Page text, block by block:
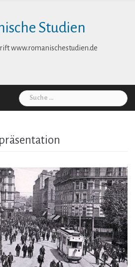
Studien
www.romanischestudien.de
Suche
nach: